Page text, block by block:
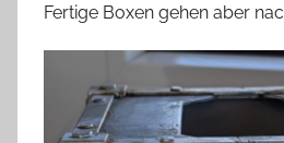
Fertige Boxen gehen aber